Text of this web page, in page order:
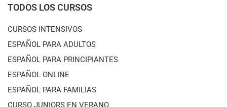
TODOS LOS CURSOS
CURSOS INTENSIVOS
ESPAÑOL PARA ADULTOS
ESPAÑOL PARA PRINCIPIANTES
ESPAÑOL ONLINE
ESPAÑOL PARA FAMILIAS
CURSO JUNIORS EN VERANO